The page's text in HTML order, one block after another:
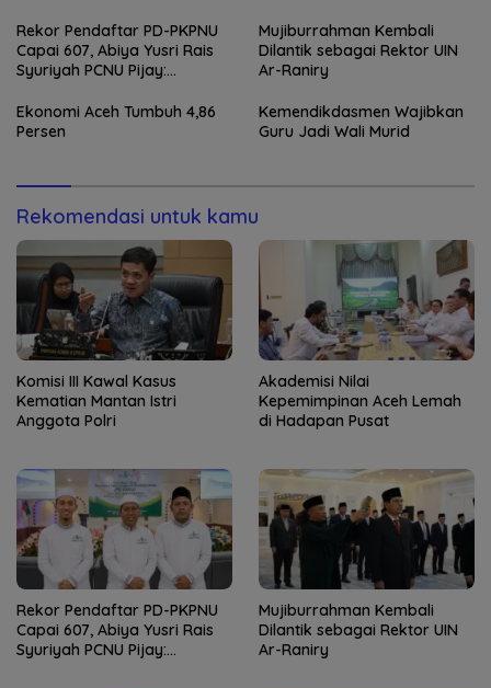
Rekor Pendaftar PD-PKPNU
Capai 607, Abiya Yusri Rais
Syuriyah PCNU Pijay:
Jantung Jam’iyah
Mujiburrahman Kembali
Dilantik sebagai Rektor UIN
Ar-Raniry
Ekonomi Aceh Tumbuh 4,86
Persen
Kemendikdasmen Wajibkan
Guru Jadi Wali Murid
Rekomendasi untuk kamu
Komisi III Kawal Kasus
Kematian Mantan Istri
Anggota Polri
Akademisi Nilai
Kepemimpinan Aceh Lemah
di Hadapan Pusat
Rekor Pendaftar PD-PKPNU
Capai 607, Abiya Yusri Rais
Syuriyah PCNU Pijay:
Mujiburrahman Kembali
Dilantik sebagai Rektor UIN
Ar-Raniry